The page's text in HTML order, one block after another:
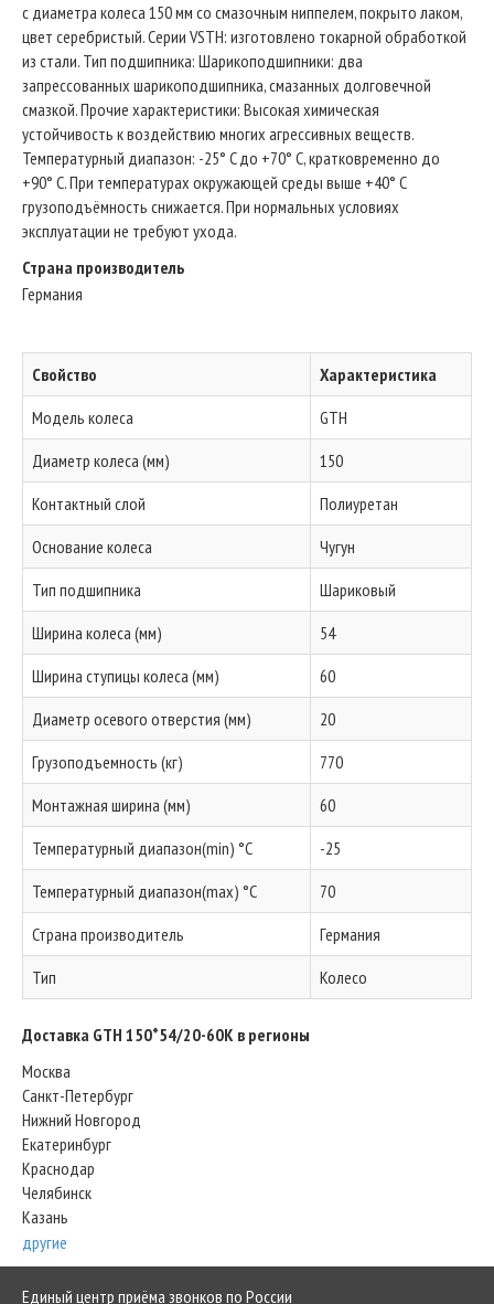
с диаметра колеса 150 мм со смазочным ниппелем, покрыто лаком,
цвет серебристый. Серии VSTH: изготовлено токарной обработкой
из стали. Тип подшипника: Шарикоподшипники: два
запрессованных шарикоподшипника, смазанных долговечной
смазкой. Прочие характеристики: Высокая химическая
устойчивость к воздействию многих агрессивных веществ.
Температурный диапазон: -25° C до +70° C, кратковременно до
+90° C. При температурах окружающей среды выше +40° C
грузоподъёмность снижается. При нормальных условиях
эксплуатации не требуют ухода.
Страна производитель
Германия
Свойство
Характеристика
Модель колеса
GTH
Диаметр колеса (мм)
150
Контактный слой
Полиуретан
Основание колеса
Чугун
Тип подшипника
Шариковый
Ширина колеса (мм)
54
Ширина ступицы колеса (мм)
60
Диаметр осевого отверстия (мм)
20
Грузоподъемность (кг)
770
Монтажная ширина (мм)
60
Температурный диапазон(min) °C
-25
Температурный диапазон(max) °C
70
Страна производитель
Германия
Тип
Колесо
Доставка GTH 150*54/20-60K в регионы
Москва
Санкт-Петербург
Нижний Новгород
Екатеринбург
Краснодар
Челябинск
Казань
другие
Единый центр приёма звонков по России